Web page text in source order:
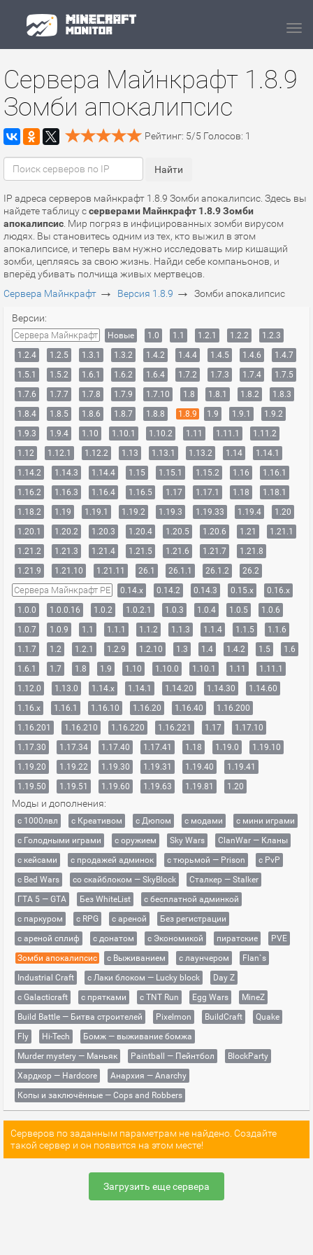
Сервера Майнкрафт 1.8.9
Зомби апокалипсис
Рейтинг: 5/5 Голосов: 1
IP адреса серверов майнкрафт 1.8.9 Зомби апокалипсис. Здесь вы
найдете таблицу ссерверами Майнкрафт 1.8.9 Зомби
апокалипсис . Мир погряз в инфицированных зомби вирусом
людях. Вы становитесь одним из тех, кто выжил в этом
апокалипсисе, и теперь вам нужно исследовать мир кишащий
зомби, цепляясь за свою жизнь. Найди себе компаньонов, и
вперёд убивать полчища живых мертвецов.
Сервера Майнкрафт → Версия 1.8.9 → Зомби апокалипсис
Версии:
Сервера Майнкрафт Новые 1.0 1.1 1.2.1 1.2.2
1.2.3
1.2.4
1.2.5 1.3.1 1.3.2 1.4.2 1.4.4 1.4.5 1.4.6
1.4.7
1.5.1
1.5.2 1.6.1 1.6.2 1.6.4 1.7.2 1.7.3 1.7.4
1.7.5
1.7.6
1.7.7 1.7.8 1.7.9 1.7.10 1.8 1.8.1 1.8.2
1.8.3
1.8.4
1.8.5 1.8.6 1.8.7 1.8.8 1.8.9 1.9 1.9.1
1.9.2
1.9.3
1.9.4 1.10 1.10.1 1.10.2 1.11 1.11.1
1.11.2
1.12
1.12.1 1.12.2 1.13 1.13.1 1.13.2 1.14
1.14.1
1.14.2
1.14.3 1.14.4 1.15 1.15.1 1.15.2 1.16
1.16.1
1.16.2
1.16.3 1.16.4 1.16.5 1.17 1.17.1 1.18
1.18.1
1.18.2
1.19 1.19.1 1.19.2 1.19.3 1.19.33 1.19.4
1.20
1.20.1
1.20.2 1.20.3 1.20.4 1.20.5 1.20.6 1.21
1.21.1
1.21.2
1.21.3 1.21.4 1.21.5 1.21.6 1.21.7
1.21.8
1.21.9
1.21.10 1.21.11 26.1 26.1.1 26.1.2 26.2
Сервера Майнкрафт PE 0.14.x 0.14.2 0.14.3 0.15.x
0.16.x
1.0.0
1.0.0.16 1.0.2 1.0.2.1 1.0.3 1.0.4 1.0.5
1.0.6
1.0.7
1.0.9 1.1 1.1.1 1.1.2 1.1.3 1.1.4 1.1.5
1.1.6
1.1.7
1.2 1.2.1 1.2.9 1.2.10 1.3 1.4 1.4.2 1.5
1.6
1.6.1
1.7 1.8 1.9 1.10 1.10.0 1.10.1 1.11
1.11.1
1.12.0
1.13.0 1.14.x 1.14.1 1.14.20 1.14.30
1.14.60
1.16.x
1.16.1 1.16.10 1.16.20 1.16.40
1.16.200
1.16.201
1.16.210 1.16.220 1.16.221 1.17
1.17.10
1.17.30
1.17.34 1.17.40 1.17.41 1.18 1.19.0
1.19.10
1.19.20
1.19.22 1.19.30 1.19.31 1.19.40
1.19.41
1.19.50
1.19.51 1.19.60 1.19.63 1.19.81 1.20
Моды и дополнения:
с 1000лвл c Креативом с Дюпом с модами
с мини играми
с Голодными играми
с оружием Sky Wars
ClanWar — Кланы
с кейсами
с продажей админок с тюрьмой — Prison
с PvP
с Bed Wars
со скайблоком — SkyBlock
Сталкер — Stalker
ГТА 5 — GTA
Без WhiteList
с бесплатной админкой
с паркуром
с RPG с ареной
Без регистрации
с ареной сплиф
с донатом с Экономикой пиратские
PVE
Зомби апокалипсис
с Выживанием с лаунчером
Flan`s
Industrial Craft
с Лаки блоком — Lucky block
Day Z
с Galacticraft
с прятками с TNT Run Egg Wars
MineZ
Build Battle — Битва строителей
Pixelmon BuildCraft
Quake
Fly
Hi-Tech
Бомж — выживание бомжа
Murder mystery — Маньяк
Paintball — Пейнтбол
BlockParty
Хардкор — Hardcore
Анархия — Anarchy
Копы и заключённые — Cops and Robbers
Серверов по заданным параметрам не найдено. Создайте
такой сервер и он появится на этом месте!
Загрузить еще сервера